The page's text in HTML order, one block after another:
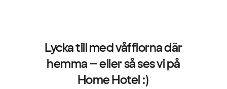
Lycka till med våfflorna där
hemma – eller så ses vi på
Home Hotel :)